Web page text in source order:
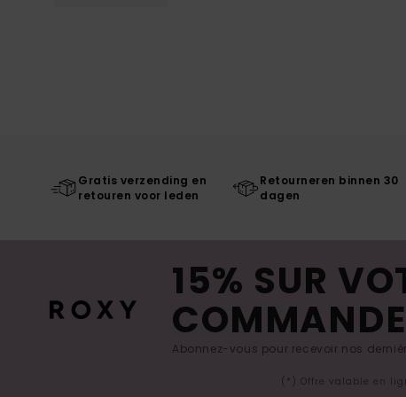
Gratis verzending en
retouren voor leden
Retourneren binnen 30
dagen
15% SUR
Abonnez-vous pour recevoir nos
(*) Offre valable en